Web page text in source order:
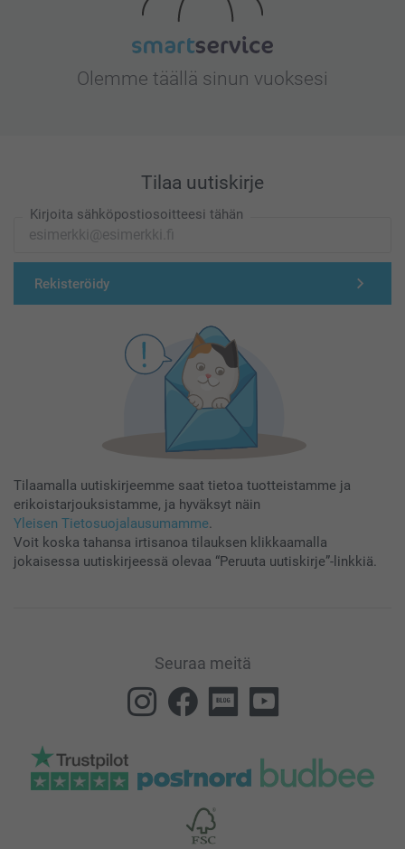
Olemme täällä sinun vuoksesi
Tilaa uutiskirje
Kirjoita sähköpostiosoitteesi tähän
Rekisteröidy
Tilaamalla uutiskirjeemme saat tietoa tuotteistamme ja
erikoistarjouksistamme, ja hyväksyt näin
Yleisen Tietosuojalausumamme.
Voit koska tahansa irtisanoa tilauksen klikkaamalla
jokaisessa uutiskirjeessä olevaa “Peruuta uutiskirje”-linkkiä.
Seuraa meitä